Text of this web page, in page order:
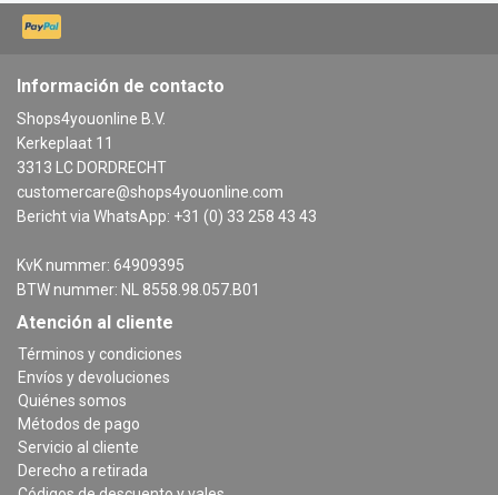
Información de contacto
Shops4youonline B.V.
Kerkeplaat 11
3313 LC DORDRECHT
customercare@shops4youonline.com
Bericht via WhatsApp: +31 (0) 33 258 43 43
KvK nummer: 64909395
BTW nummer: NL 8558.98.057.B01
Atención al cliente
Términos y condiciones
Envíos y devoluciones
Quiénes somos
Métodos de pago
Servicio al cliente
Derecho a retirada